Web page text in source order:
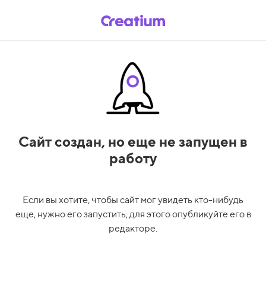
Сайт создан, но еще не запущен в
работу
Если вы хотите, чтобы сайт мог увидеть кто-нибудь
еще, нужно его запустить, для этого опубликуйте его в
редакторе.